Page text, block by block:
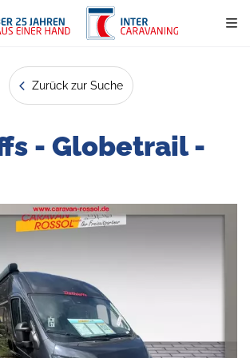
Zurück zur Suche
- Globetrail -